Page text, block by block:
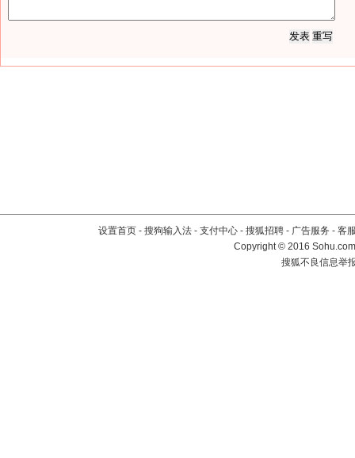
设置首页 - 搜狗输入法 - 支付中心 - 搜狐招聘 - 广告服务 - 客
Copyright©2016
搜狐不良信息举